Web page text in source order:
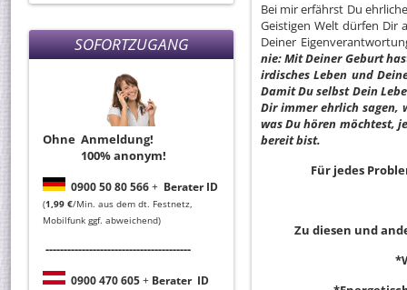
SOFORTZUGANG
Ohne Anmeldung!
100% anonym!
0900 50 80 566+ Berater ID
(1,99 €/Min. aus dem dt. Festnetz,
Mobilfunk ggf. abweichend)
----------------------------------------
0900 470 605+ Berater ID
Bei mir erfährst Du
Geistigen Welt dürfen Dir
Deiner
nie: Mit Deiner Geburt
irdisches Leben und
Damit Du selbst Dein
Dir immer ehrlich sagen,
was Du hören möchtest,
bereit bist.
Für jedes
Zu diesen und